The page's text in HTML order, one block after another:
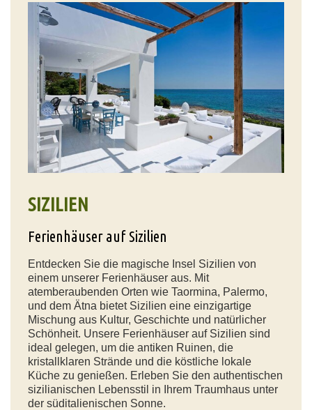
SIZILIEN
Ferienhäuser auf Sizilien
Entdecken Sie die magische Insel Sizilien von
einem unserer Ferienhäuser aus. Mit
atemberaubenden Orten wie Taormina, Palermo,
und dem Ätna bietet Sizilien eine einzigartige
Mischung aus Kultur, Geschichte und natürlicher
Schönheit. Unsere Ferienhäuser auf Sizilien sind
ideal gelegen, um die antiken Ruinen, die
kristallklaren Strände und die köstliche lokale
Küche zu genießen. Erleben Sie den authentischen
sizilianischen Lebensstil in Ihrem Traumhaus unter
der süditalienischen Sonne.